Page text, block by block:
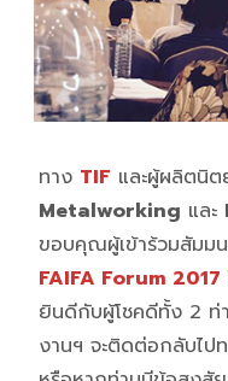
ทาง TIF และผู้ผลิตนิต
Metalworking และ
ขอบคุณผู้เข้าร้วมสัมม
FAIFA Forum 2017
ยินดีกับผู้โชคดีทั้ง 2 ท่
งานฯ จะติดต่อกลับไป